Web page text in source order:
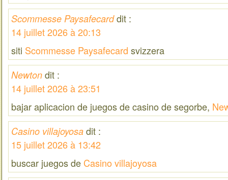
Scommesse Paysafecard dit :
14 juillet 2026 à 20:13
siti Scommesse Paysafecard svizzera
Newton dit :
14 juillet 2026 à 23:51
bajar aplicacion de juegos de casino de segorbe,
Casino villajoyosa dit :
15 juillet 2026 à 13:42
buscar juegos de Casino villajoyosa